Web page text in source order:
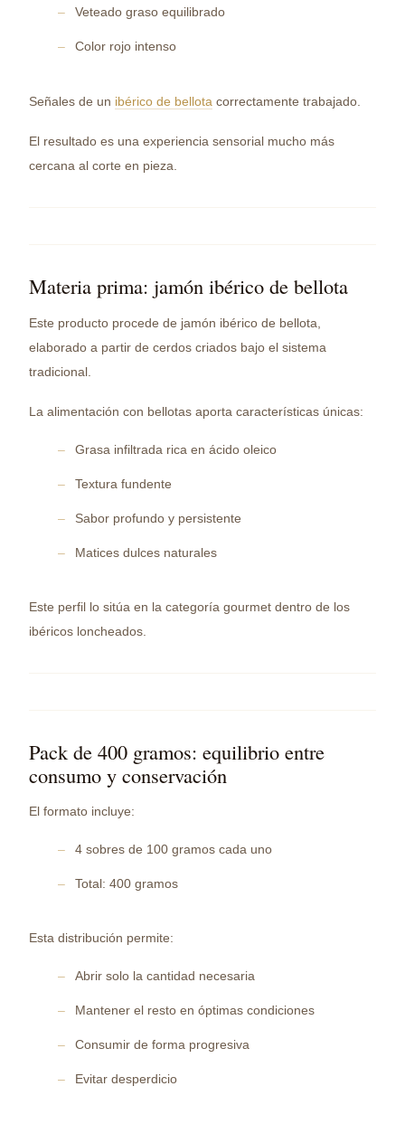
Veteado graso equilibrado
Color rojo intenso
Señales de un ibérico de bellota correctamente trabajado.
El resultado es una experiencia sensorial mucho más
cercana al corte en pieza.
Materia prima: jamón ibérico de bellota
Este producto procede de jamón ibérico de bellota,
elaborado a partir de cerdos criados bajo el sistema
tradicional.
La alimentación con bellotas aporta características únicas:
Grasa infiltrada rica en ácido oleico
Textura fundente
Sabor profundo y persistente
Matices dulces naturales
Este perfil lo sitúa en la categoría gourmet dentro de los
ibéricos loncheados.
Pack de 400 gramos: equilibrio entre
consumo y conservación
El formato incluye:
4 sobres de 100 gramos cada uno
Total: 400 gramos
Esta distribución permite:
Abrir solo la cantidad necesaria
Mantener el resto en óptimas condiciones
Consumir de forma progresiva
Evitar desperdicio